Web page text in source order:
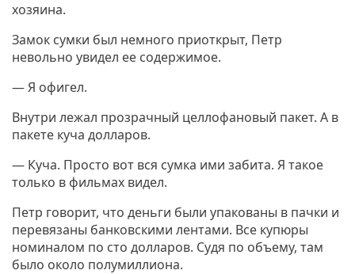
хозяина.
Замок сумки был немного приоткрыт, Петр
невольно увидел ее содержимое.
— Я офигел.
Внутри лежал прозрачный целлофановый пакет. А в
пакете куча долларов.
— Куча. Просто вот вся сумка ими забита. Я такое
только в фильмах видел.
Петр говорит, что деньги были упакованы в пачки и
перевязаны банковскими лентами. Все купюры
номиналом по сто долларов. Судя по объему, там
было около полумиллиона.